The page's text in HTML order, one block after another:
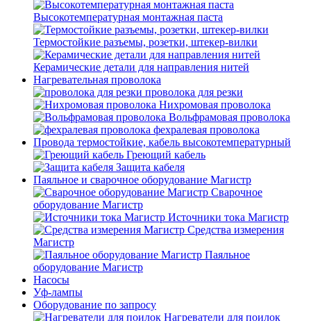
Высокотемпературная монтажная паста
Термостойкие разъемы, розетки, штекер-вилки
Керамические детали для направления нитей
Нагревательная проволока
проволока для резки
Нихромовая проволока
Вольфрамовая проволока
фехралевая проволока
Провода термостойкие, кабель высокотемпературный
Греющий кабель
Защита кабеля
Паяльное и сварочное оборудование Магистр
Сварочное
оборудование Магистр
Источники тока Магистр
Средства измерения
Магистр
Паяльное
оборудование Магистр
Насосы
Уф-лампы
Оборудование по запросу
Нагреватели для поилок